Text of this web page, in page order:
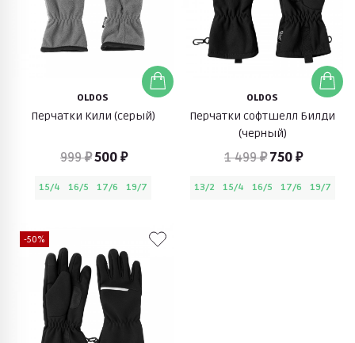
OLDOS
Перчатки Кили (серый)
999 ₽500 ₽
15/4 16/5 17/6 19/7
OLDOS
Перчатки софтшелл Билди
(черный)
1 499 ₽ 750 ₽
13/2 15/4 16/5 17/6 19/7
-50%